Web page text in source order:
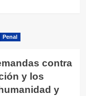
Penal
contra
y los
y